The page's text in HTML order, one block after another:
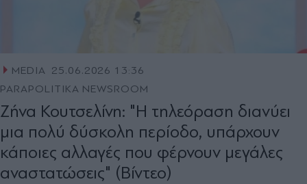
MEDIA 25.06.2026 13:36
PARAPOLITIKA NEWSROOM
Ζήνα Κουτσελίνη: "Η τηλεόραση διανύει
μια πολύ δύσκολη περίοδο, υπάρχουν
κάποιες αλλαγές που φέρνουν μεγάλες
αναστατώσεις" (Βίντεο)